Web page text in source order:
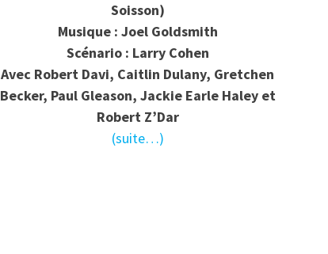
Soisson)
Musique : Joel Goldsmith
Scénario : Larry Cohen
Avec Robert Davi, Caitlin Dulany, Gretchen
Becker, Paul Gleason, Jackie Earle Haley et
Robert Z’Dar
(suite…)